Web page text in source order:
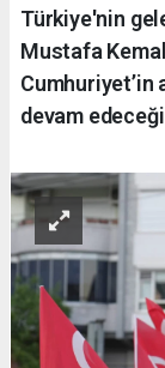
Türkiye'nin
Mustafa
Cumhuriyet’in
devam